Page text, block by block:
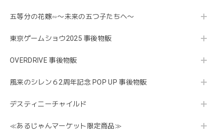
五等分の花嫁∽〜未来の五つ子たちへ〜
東京ゲームショウ2025 事後物販
OVERDRIVE 事後物販
風来のシレン６2周年記念 POP UP 事後物販
デスティニーチャイルド
≪あるじゃんマーケット限定商品≫